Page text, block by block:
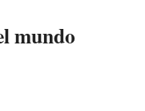
mundo